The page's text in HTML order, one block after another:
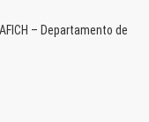
– Departamento de